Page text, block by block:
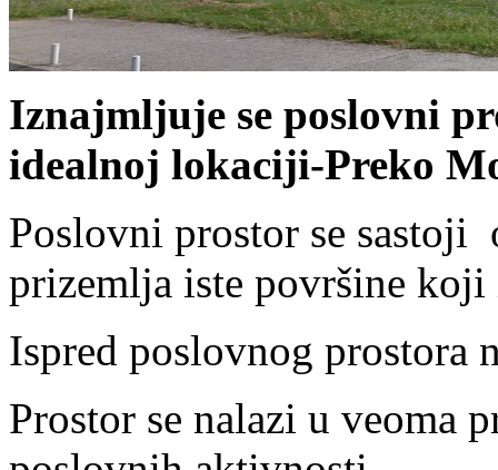
Iznajmljuje se poslovni
idealnoj lokaciji-Preko
Poslovni prostor se sastoji
prizemlja iste površine koji
Ispred poslovnog prostora
Prostor se nalazi u veoma